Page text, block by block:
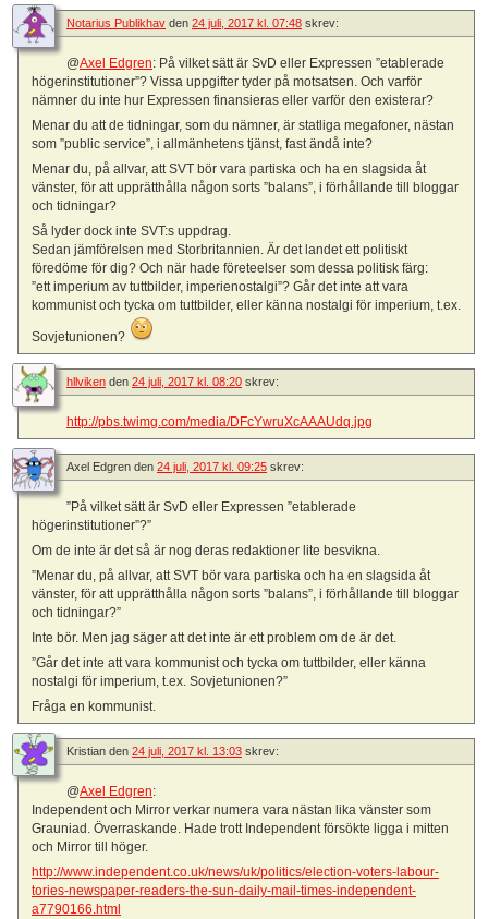
Notarius Publikhav den 24 juli, 2017 kl. 07:48 skrev:
@Axel Edgren: På vilket sätt är SvD eller Expressen ”etablerade
högerinstitutioner”? Vissa uppgifter tyder på motsatsen. Och varför
nämner du inte hur Expressen finansieras eller varför den existerar?
Menar du att de tidningar, som du nämner, är statliga megafoner, nästan
som ”public service”, i allmänhetens tjänst, fast ändå inte?
Menar du, på allvar, att SVT bör vara partiska och ha en slagsida åt
vänster, för att upprätthålla någon sorts ”balans”, i förhållande till bloggar
och tidningar?
Så lyder dock inte SVT:s uppdrag.
Sedan jämförelsen med Storbritannien. Är det landet ett politiskt
föredöme för dig? Och när hade företeelser som dessa politisk färg:
”ett imperium av tuttbilder, imperienostalgi”? Går det inte att vara
kommunist och tycka om tuttbilder, eller känna nostalgi för imperium, t.ex.
Sovjetunionen?
hllviken den 24 juli, 2017 kl. 08:20 skrev:
http://pbs.twimg.com/media/DFcYwruXcAAAUdq.jpg
Axel Edgren den 24 juli, 2017 kl. 09:25 skrev:
”På vilket sätt är SvD eller Expressen ”etablerade
högerinstitutioner”?”
Om de inte är det så är nog deras redaktioner lite besvikna.
”Menar du, på allvar, att SVT bör vara partiska och ha en slagsida åt
vänster, för att upprätthålla någon sorts ”balans”, i förhållande till bloggar
och tidningar?”
Inte bör. Men jag säger att det inte är ett problem om de är det.
”Går det inte att vara kommunist och tycka om tuttbilder, eller känna
nostalgi för imperium, t.ex. Sovjetunionen?”
Fråga en kommunist.
Kristian den 24 juli, 2017 kl. 13:03 skrev:
@Axel Edgren:
Independent och Mirror verkar numera vara nästan lika vänster som
Grauniad. Överraskande. Hade trott Independent försökte ligga i mitten
och Mirror till höger.
http://www.independent.co.uk/news/uk/politics/election-voters-labour-
tories-newspaper-readers-the-sun-daily-mail-times-independent-
a7790166.html